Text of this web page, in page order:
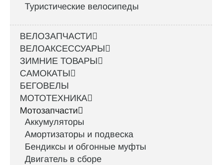
Туристические велосипеды
ВЕЛОЗАПЧАСТИ
ВЕЛОАКСЕССУАРЫ
ЗИМНИЕ ТОВАРЫ
САМОКАТЫ
БЕГОВЕЛЫ
МОТОТЕХНИКА
Мотозапчасти
Аккумуляторы
Амортизаторы и подвеска
Бендиксы и обгонные муфты
Двигатель в сборе